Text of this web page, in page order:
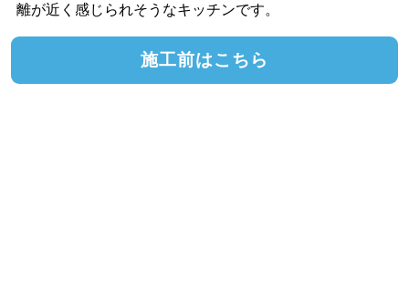
離が近く感じられそうなキッチンです。
施工前はこちら